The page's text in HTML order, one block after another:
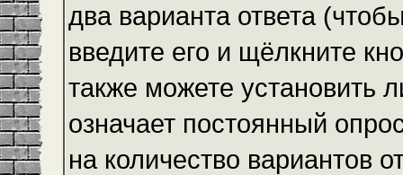
два варианта ответа
введите его и щёлкните
также можете установить
означает постоянный
на количество вариантов